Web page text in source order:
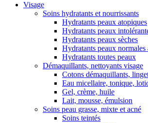
Visage
Soins hydratants et nourrissants
Hydratants peaux atopiques
Hydratants peaux
Hydratants peaux sèches
Hydratants peaux normales
Hydratants toutes peaux
Démaquillants, nettoyants visage
Cotons démaquillants,
Eau micellaire, tonique,
Gel, crème, huile
Lait, mousse, émulsion
Soins peau grasse, mixte et acné
Soins teintés